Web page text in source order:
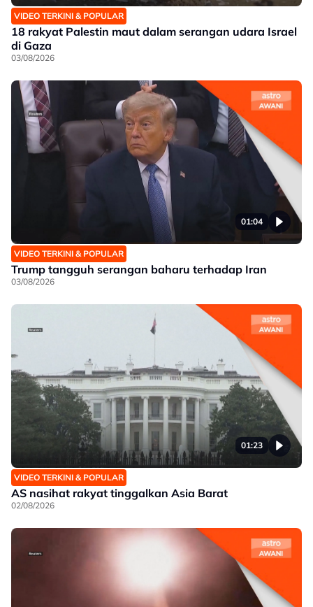
VIDEO TERKINI & POPULAR
18 rakyat Palestin maut dalam serangan udara Israel
di Gaza
03/08/2026
01:04
VIDEO TERKINI & POPULAR
Trump tangguh serangan baharu terhadap Iran
03/08/2026
01:23
VIDEO TERKINI & POPULAR
AS nasihat rakyat tinggalkan Asia Barat
02/08/2026